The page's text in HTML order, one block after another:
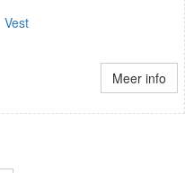
Vest
Meer info